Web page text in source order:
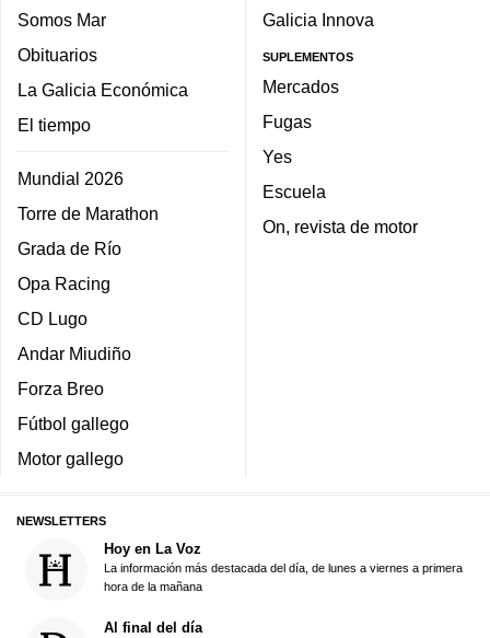
Somos Mar
Obituarios
La Galicia Económica
El tiempo
Mundial 2026
Torre de Marathon
Grada de Río
Opa Racing
CD Lugo
Andar Miudiño
Forza Breo
Fútbol gallego
Motor gallego
Galicia Innova
SUPLEMENTOS
Mercados
Fugas
Yes
Escuela
On, revista de motor
NEWSLETTERS
Hoy en La Voz
La información más destacada del día, de lunes a viernes a primera
hora de la mañana
Al final del día